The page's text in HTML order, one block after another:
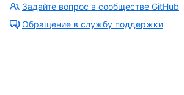
Задайте вопрос в сообществе GitHub
Обращение в службу поддержки